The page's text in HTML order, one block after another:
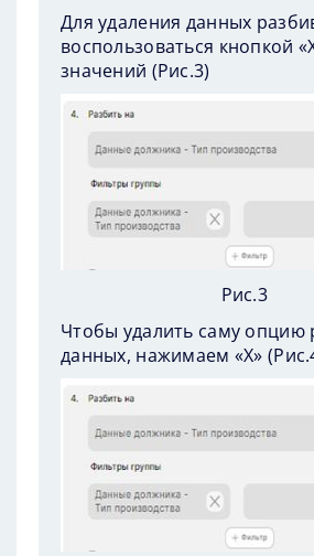
Для удаления данных
воспользоваться кнопкой
значений (Рис.3)
Рис.3
Чтобы удалить саму опцию
данных, нажимаем «Х» (